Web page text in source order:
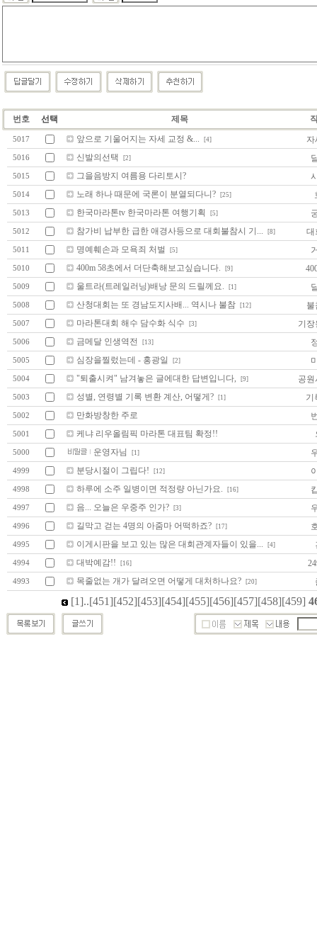
번호 선택 제목
5017 앞으로 기울어지는 자세 교정 &... [4] 자
5016 신발의선택 [2]
5015 그을음방지 여름용 다리토시?
5014 노래 하나 때문에 국론이 분열되다니? [25]
5013 한국마라톤tv 한국마라톤 여행기획 [5]
5012 참가비 납부한 급한 애경사등으로 대회불참시 기... [8] 대
5011 명예훼손과 모욕죄 처벌 [5]
5010 400m 58초에서 더단축해보고싶습니다. [9]
5009 울트라(트레일러닝)배낭 문의 드릴께요. [1]
5008 산청대회는 또 경남도지사배... 역시나 불참 [12] 불
5007 마라톤대회 해수 담수화 식수 [3] 기
5006 금메달 인생역전 [13]
5005 심장을찔렀는데 - 홍광일 [2]
5004 "퇴출시켜" 남겨놓은 글에대한 답변입니다, [9] 공
5003 성별, 연령별 기록 변환 계산, 어떻게? [1] 기
5002 만화방창한 주로
5001 케냐 리우올림픽 마라톤 대표팀 확정!!
5000 운영자님 [1]
4999 분당시절이 그립다! [12]
4998 하루에 소주 일병이면 적정량 아닌가요. [16]
4997 음... 오늘은 우중주 인가? [3]
4996 길막고 걷는 4명의 아줌마 어떡하죠? [17]
4995 이게시판을 보고 있는 많은 대회관계자들이 있을... [4]
4994 대박예감!! [16]
4993 목줄없는 개가 달려오면 어떻게 대처하나요? [20]
[1]..[451][452][453][454][455][456][457][458][459]